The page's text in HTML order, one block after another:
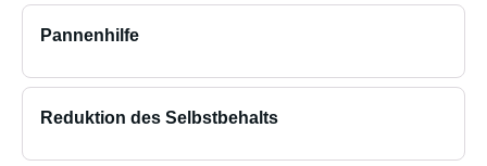
Pannenhilfe
Reduktion des Selbstbehalts